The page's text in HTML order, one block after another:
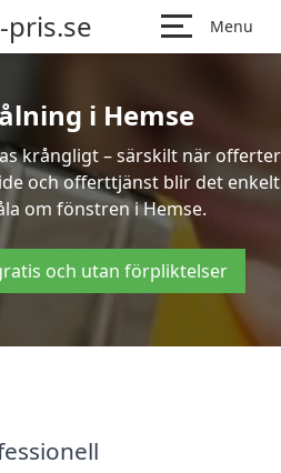
Menu
i Hemse
krångligt – särskilt när offerter
och offerttjänst blir det enkelt
om fönstren i Hemse.
och utan förpliktelser